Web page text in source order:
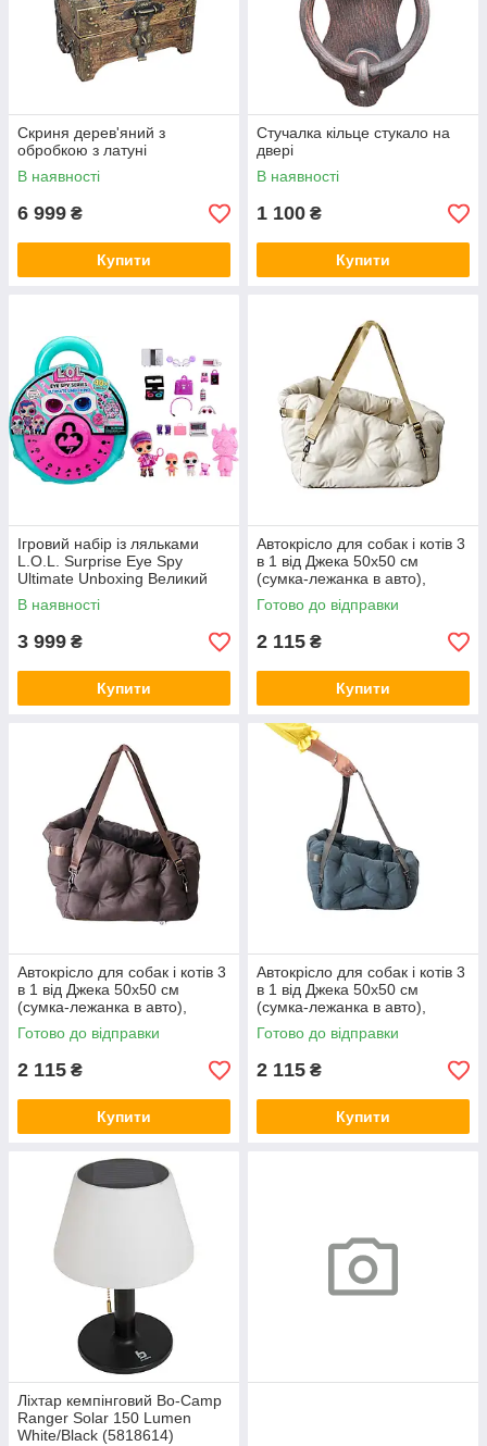
Скриня дерев'яний з
обробкою з латуні
В наявності
6 999 ₴
Купити
Стучалка кільце стукало на
двері
В наявності
1 100 ₴
Купити
Ігровий набір із ляльками
L.O.L. Surprise Eye Spy
Ultimate Unboxing Великий
сюрприз із загадками
В наявності
3 999 ₴
Купити
Автокрісло для собак і котів 3
в 1 від Джека 50х50 см
(сумка-лежанка в авто),
бежева
Готово до відправки
2 115 ₴
Купити
Автокрісло для собак і котів 3
в 1 від Джека 50х50 см
(сумка-лежанка в авто),
коричневе
Готово до відправки
2 115 ₴
Купити
Автокрісло для собак і котів 3
в 1 від Джека 50х50 см
(сумка-лежанка в авто),
графіт
Готово до відправки
2 115 ₴
Купити
Ліхтар кемпінговий Bo-Camp
Ranger Solar 150 Lumen
White/Black (5818614)